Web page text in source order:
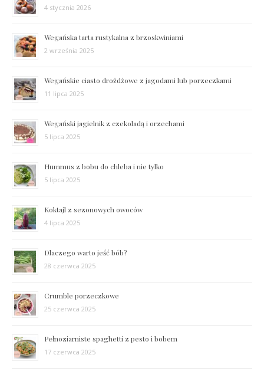
4 stycznia 2026
Wegańska tarta rustykalna z brzoskwiniami
2 września 2025
Wegańskie ciasto drożdżowe z jagodami lub porzeczkami
11 lipca 2025
Wegański jagielnik z czekoladą i orzechami
5 lipca 2025
Hummus z bobu do chleba i nie tylko
5 lipca 2025
Koktajl z sezonowych owoców
4 lipca 2025
Dlaczego warto jeść bób?
28 czerwca 2025
Crumble porzeczkowe
25 czerwca 2025
Pełnoziarniste spaghetti z pesto i bobem
17 czerwca 2025